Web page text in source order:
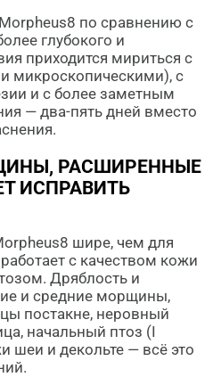
по сравнению с
глубокого и
приходится мириться с
микроскопическими), с
и с более заметным
— два-пять дней вместо
РАСШИРЕННЫЕ
ИСПРАВИТЬ
шире, чем для
с качеством кожи
Дряблость и
и средние морщины,
постакне, неровный
начальный птоз (I
шеи и декольте — всё это